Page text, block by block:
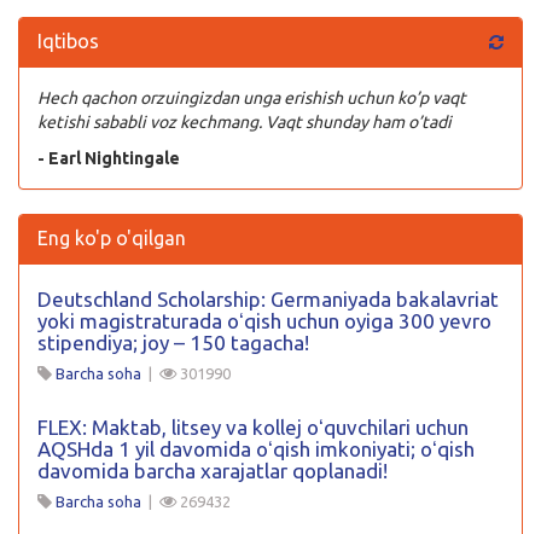
Iqtibos
Hech qachon orzuingizdan unga erishish uchun ko’p vaqt
ketishi sababli voz kechmang. Vaqt shunday ham o’tadi
- Earl Nightingale
Eng ko'p o'qilgan
Deutschland Scholarship: Germaniyada bakalavriat
yoki magistraturada oʻqish uchun oyiga 300 yevro
stipendiya; joy – 150 tagacha!
Barcha soha | 301990
FLEX: Maktab, litsey va kollej oʻquvchilari uchun
AQSHda 1 yil davomida oʻqish imkoniyati; oʻqish
davomida barcha xarajatlar qoplanadi!
Barcha soha | 269432